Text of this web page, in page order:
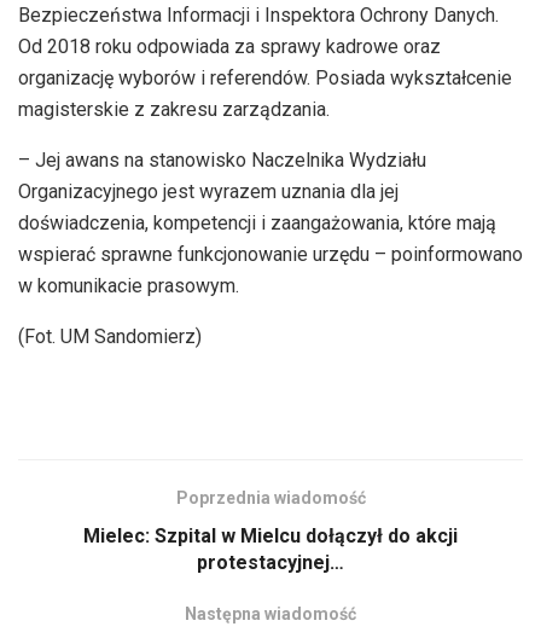
Bezpieczeństwa Informacji i Inspektora Ochrony Danych.
Od 2018 roku odpowiada za sprawy kadrowe oraz
organizację wyborów i referendów. Posiada wykształcenie
magisterskie z zakresu zarządzania.
– Jej awans na stanowisko Naczelnika Wydziału
Organizacyjnego jest wyrazem uznania dla jej
doświadczenia, kompetencji i zaangażowania, które mają
wspierać sprawne funkcjonowanie urzędu – poinformowano
w komunikacie prasowym.
(Fot. UM Sandomierz)
Poprzednia wiadomość
Mielec: Szpital w Mielcu dołączył do akcji
protestacyjnej…
Następna wiadomość